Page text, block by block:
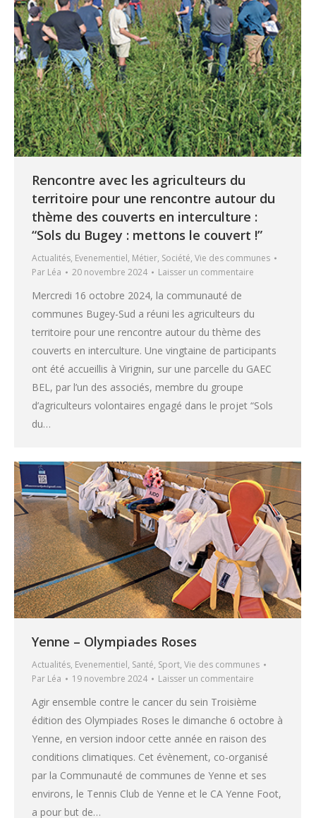
Rencontre avec les agriculteurs du
territoire pour une rencontre autour du
thème des couverts en interculture :
“Sols du Bugey : mettons le couvert !”
Actualités, Evenementiel, Métier, Société, Vie des communes
Par Léa 20 novembre 2024 Laisser un commentaire
Mercredi 16 octobre 2024, la communauté de
communes Bugey-Sud a réuni les agriculteurs du
territoire pour une rencontre autour du thème des
couverts en interculture. Une vingtaine de participants
ont été accueillis à Virignin, sur une parcelle du GAEC
BEL, par l’un des associés, membre du groupe
d’agriculteurs volontaires engagé dans le projet “Sols
du…
Yenne – Olympiades Roses
Actualités, Evenementiel, Santé, Sport, Vie des communes
Par Léa 19 novembre 2024 Laisser un commentaire
Agir ensemble contre le cancer du sein Troisième
édition des Olympiades Roses le dimanche 6 octobre à
Yenne, en version indoor cette année en raison des
conditions climatiques. Cet évènement, co-organisé
par la Communauté de communes de Yenne et ses
environs, le Tennis Club de Yenne et le CA Yenne Foot,
a pour but de…